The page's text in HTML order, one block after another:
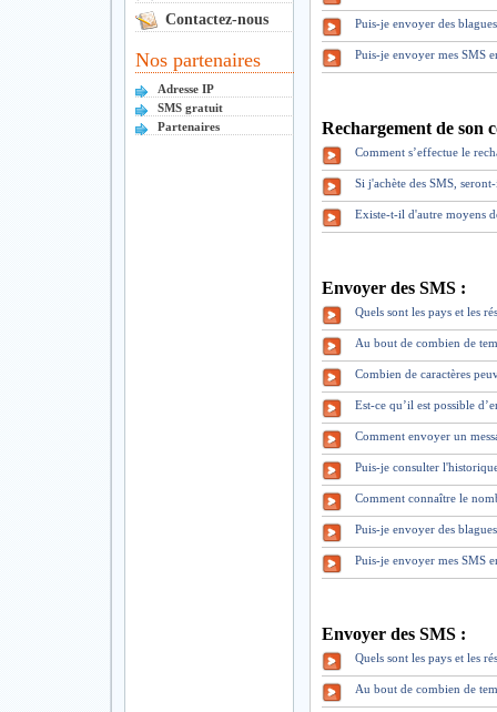
Contactez-nous
Nos partenaires
Adresse IP
SMS gratuit
Partenaires
Puis-je envoyer des
Puis-je envoyer mes SMS
Rechargement de son
Comment s’effectue le
Si j'achète des SMS,
Existe-t-il d'autre moyens
Envoyer des SMS :
Quels sont les pays et les
Au bout de combien de
Combien de caractères
Est-ce qu’il est possible
Comment envoyer un
Puis-je consulter
Comment connaître le
Puis-je envoyer des
Puis-je envoyer mes SMS
Envoyer des SMS :
Quels sont les pays et les
Au bout de combien de